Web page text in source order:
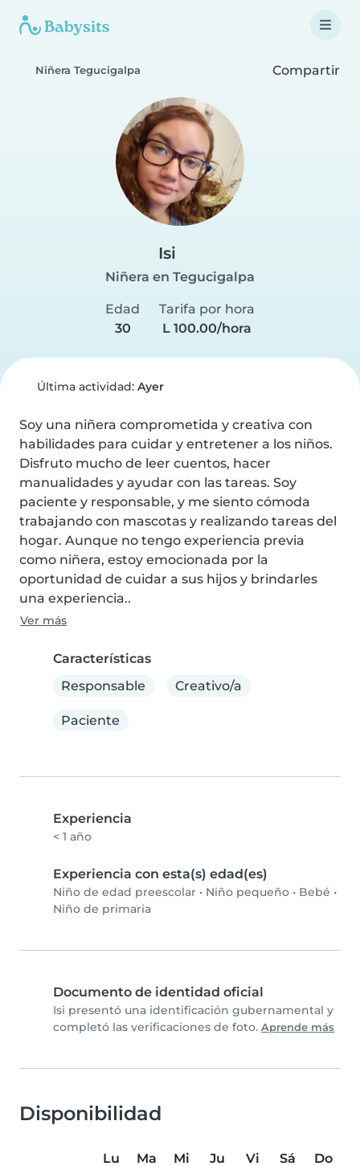
Niñera Tegucigalpa Compartir
Isi
Niñera en Tegucigalpa
Edad
30
Tarifa por hora
L 100.00/hora
Última actividad: Ayer
Soy una niñera comprometida y creativa con
habilidades para cuidar y entretener a los niños.
Disfruto mucho de leer cuentos, hacer
manualidades y ayudar con las tareas. Soy
paciente y responsable, y me siento cómoda
trabajando con mascotas y realizando tareas del
hogar. Aunque no tengo experiencia previa
como niñera, estoy emocionada por la
oportunidad de cuidar a sus hijos y brindarles
una experiencia..
Ver más
Características
Responsable
Creativo/a
Paciente
Experiencia
< 1 año
Experiencia con esta(s) edad(es)
Niño de edad preescolar • Niño pequeño • Bebé •
Niño de primaria
Documento de identidad oficial
Isi presentó una identificación gubernamental y
completó las verificaciones de foto. Aprende más
Disponibilidad
Lu Ma Mi Ju Vi Sá
Do